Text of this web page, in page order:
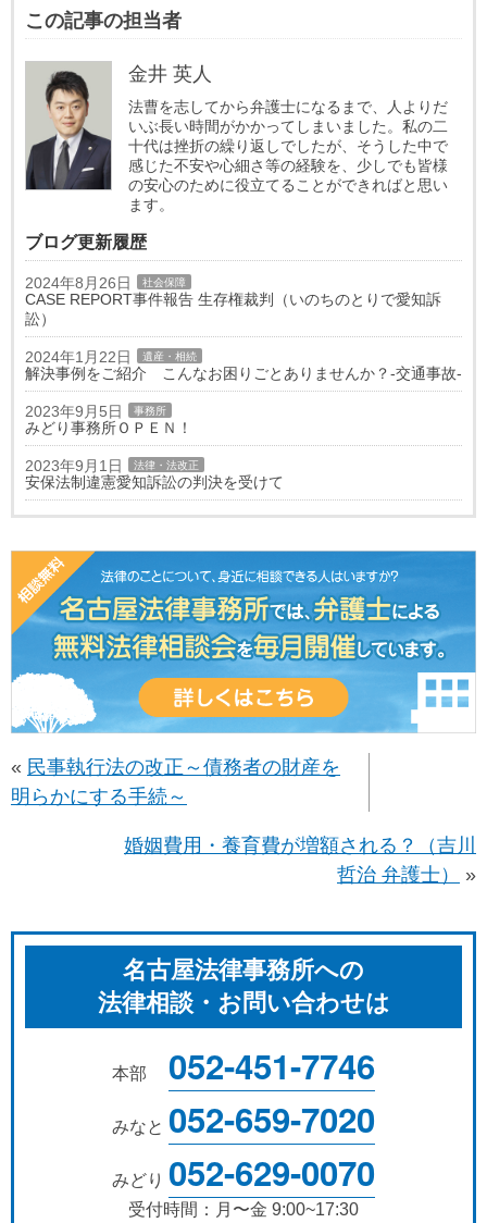
この記事の担当者
金井 英人
法曹を志してから弁護士になるまで、人よりだ
いぶ長い時間がかかってしまいました。私の二
十代は挫折の繰り返しでしたが、そうした中で
感じた不安や心細さ等の経験を、少しでも皆様
の安心のために役立てることができればと思い
ます。
ブログ更新履歴
2024年8月26日 社会保障
CASE REPORT事件報告 生存権裁判（いのちのとりで愛知訴
訟）
2024年1月22日 遺産・相続
解決事例をご紹介 こんなお困りごとありませんか？-交通事故-
2023年9月5日 事務所
みどり事務所ＯＰＥＮ！
2023年9月1日 法律・法改正
安保法制違憲愛知訴訟の判決を受けて
« 民事執行法の改正～債務者の財産を
明らかにする手続～
婚姻費用・養育費が増額される？（吉川
哲治 弁護士）
»
名古屋法律事務所への
法律相談・お問い合わせは
本部 052-451-7746
みなと 052-659-7020
みどり 052-629-0070
受付時間：月〜金 9:00~17:30